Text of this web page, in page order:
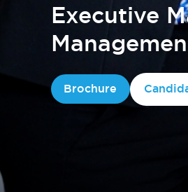
Executive
Brochure